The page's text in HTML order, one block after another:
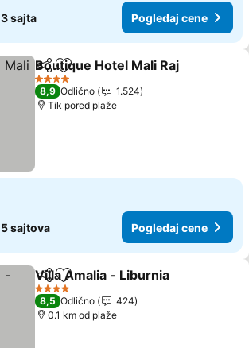
3 sajta Pogledaj cene
Deli Dodati u favorite
Boutique Hotel Mali Raj
4 Zvezdice
8,9 Odlično
1.524
Tik pored plaže
5 sajtova Pogledaj cene
Deli Dodati u favorite
Villa Amalia - Liburnia
4 Zvezdice
8,5 Odlično
424
0.1 km od plaže